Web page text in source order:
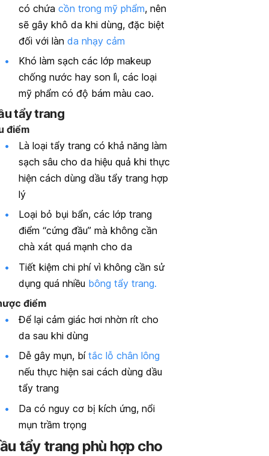
có chứa cồn trong mỹ phẩm, nên
sẽ gây khô da khi dùng, đặc biệt
đối với làn da nhạy cảm
Khó làm sạch các lớp makeup
chống nước hay son lì, các loại
mỹ phẩm có độ bám màu cao.
tẩy trang
điểm
Là loại tẩy trang có khả năng làm
sạch sâu cho da hiệu quả khi thực
hiện cách dùng dầu tẩy trang hợp
lý
Loại bỏ bụi bẩn, các lớp trang
điểm “cứng đầu” mà không cần
chà xát quá mạnh cho da
Tiết kiệm chi phí vì không cần sử
dụng quá nhiều bông tẩy trang.
điểm
Để lại cảm giác hơi nhờn rít cho
da sau khi dùng
Dễ gây mụn, bí tắc lỗ chân lông
nếu thực hiện sai cách dùng dầu
tẩy trang
Da có nguy cơ bị kích ứng, nổi
mụn trầm trọng
tẩy trang phù hợp cho